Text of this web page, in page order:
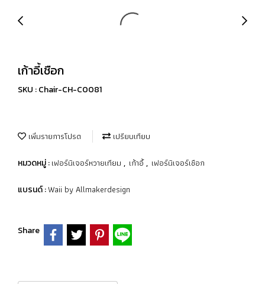
เก้าอี้เชือก
SKU : Chair-CH-C0081
เพิ่มรายการโปรด เปรียบเทียบ
หมวดหมู่ :เฟอร์นิเจอร์หวายเทียม , เก้าอี้, เฟอร์นิเจอร์เชือก
แบรนด์ :Waii by Allmakerdesign
Share